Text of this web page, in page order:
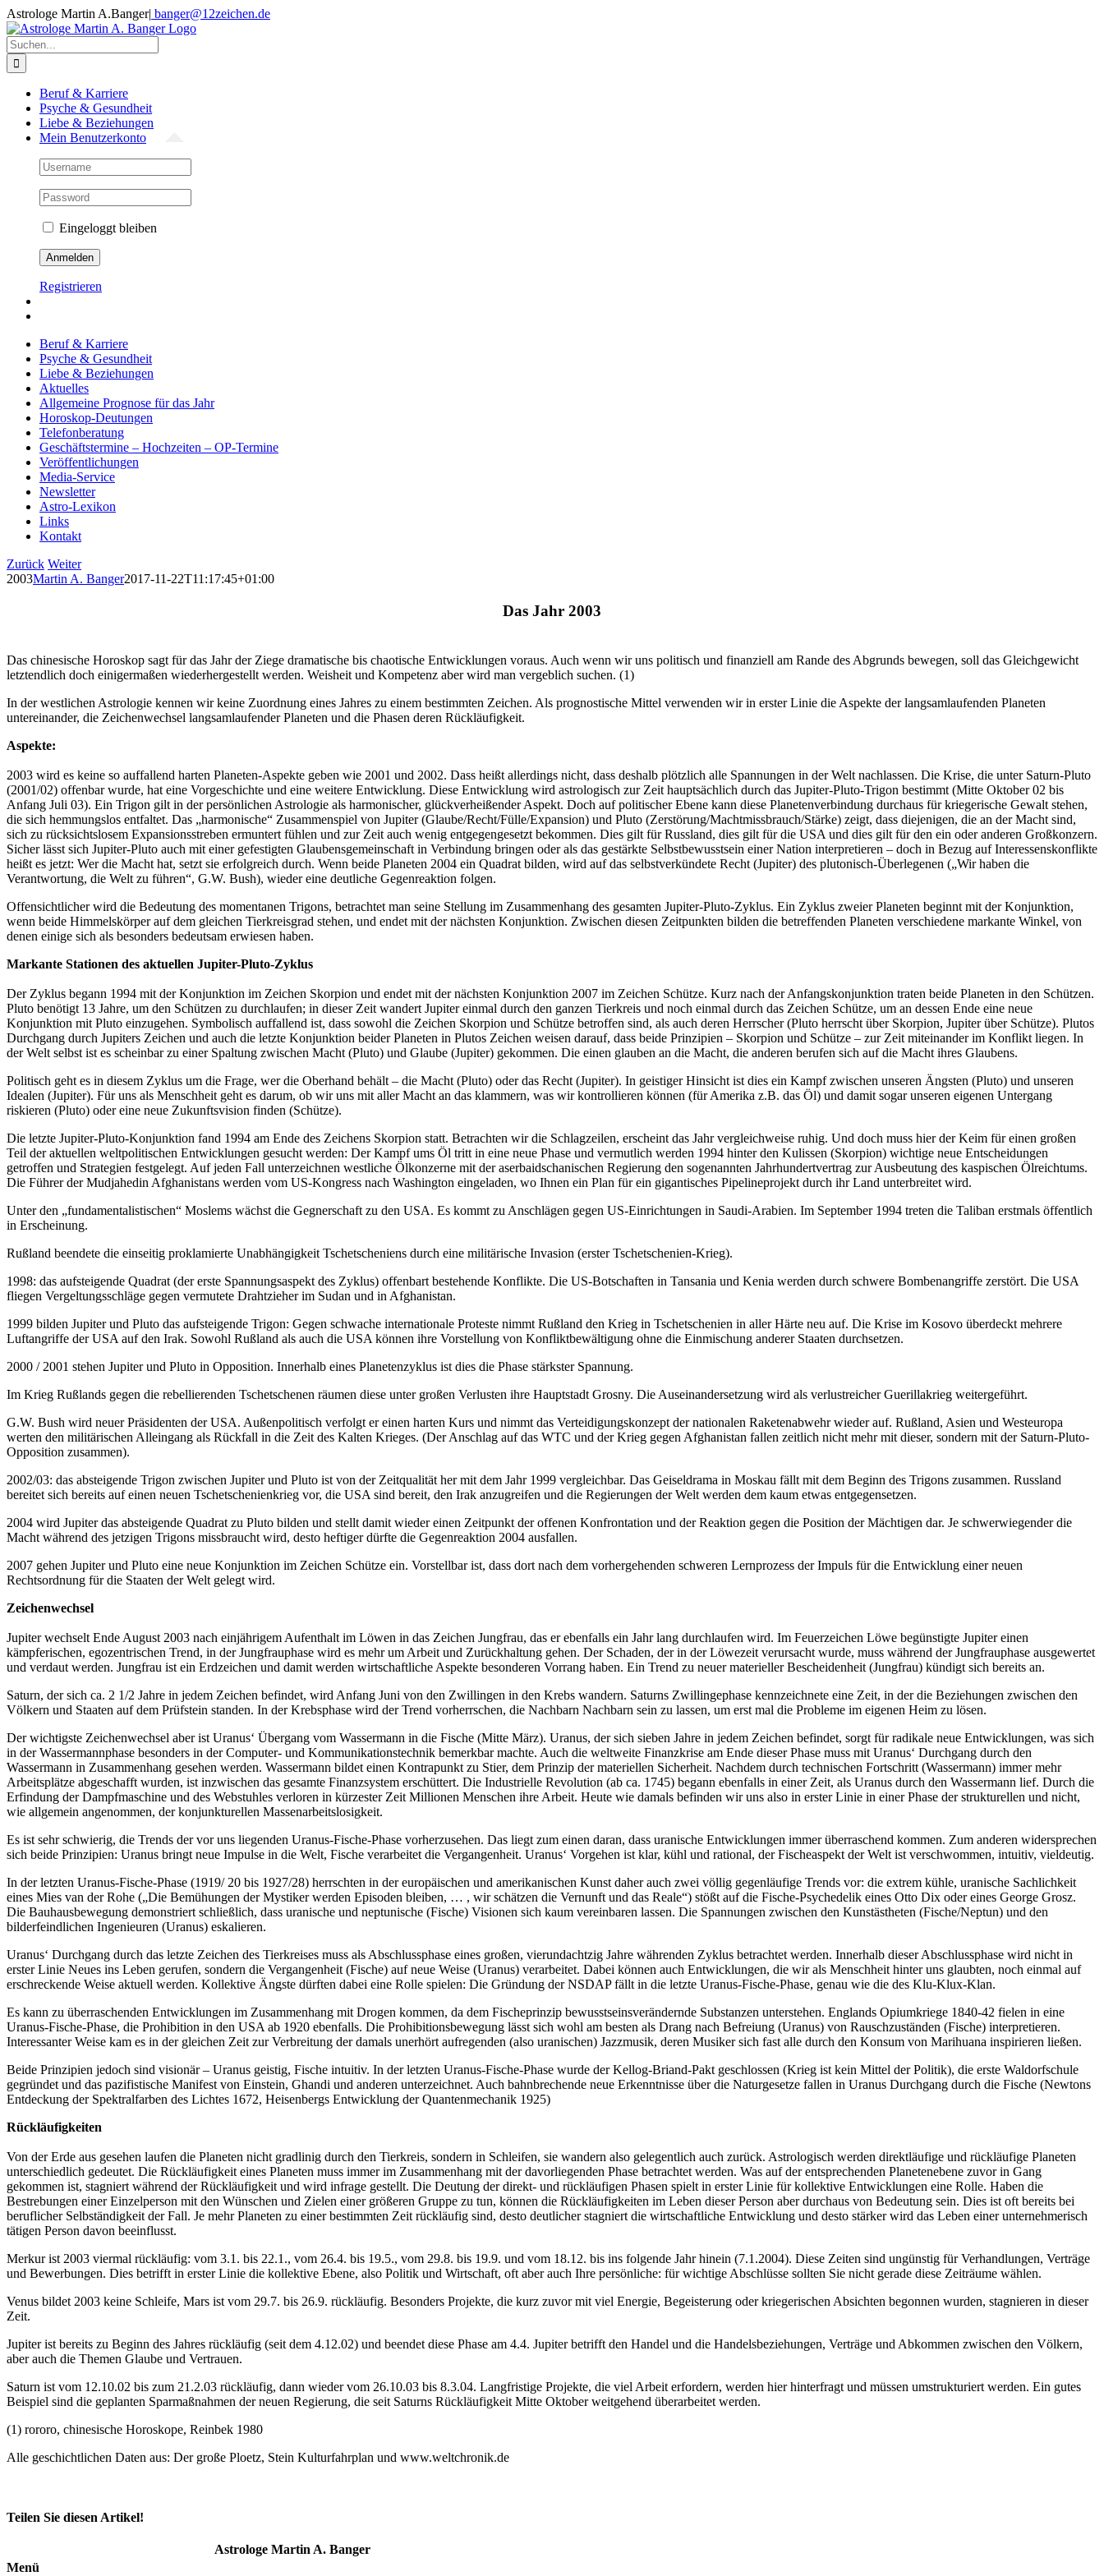
Zum
Inhalt
springen
Astrologe Martin A.Banger| banger@12zeichen.de
Facebook
Suche
nach:
Beruf & Karriere
Psyche & Gesundheit
Liebe & Beziehungen
Mein Benutzerkonto
Eingeloggt bleiben
Registrieren
Beruf & Karriere
Psyche & Gesundheit
Liebe & Beziehungen
Aktuelles
Allgemeine Prognose für das Jahr
Horoskop-Deutungen
Telefonberatung
Geschäftstermine – Hochzeiten – OP-Termine
Veröffentlichungen
Media-Service
Newsletter
Astro-Lexikon
Links
Kontakt
Zurück Weiter
2003Martin A. Banger2017-11-22T11:17:45+01:00
Das Jahr 2003
Das chinesische Horoskop sagt für das Jahr der Ziege dramatische bis chaotische Entwicklungen voraus. Auch wenn wir uns politisch und finanziell am Rande des Abgrunds bewegen, soll das Gleichgewicht
letztendlich doch einigermaßen wiederhergestellt werden. Weisheit und Kompetenz aber wird man vergeblich suchen. (1)
In der westlichen Astrologie kennen wir keine Zuordnung eines Jahres zu einem bestimmten Zeichen. Als prognostische Mittel verwenden wir in erster Linie die Aspekte der langsamlaufenden Planeten
untereinander, die Zeichenwechsel langsamlaufender Planeten und die Phasen deren Rückläufigkeit.
Aspekte:
2003 wird es keine so auffallend harten Planeten-Aspekte geben wie 2001 und 2002. Dass heißt allerdings nicht, dass deshalb plötzlich alle Spannungen in der Welt nachlassen. Die Krise, die unter Saturn-Pluto
(2001/02) offenbar wurde, hat eine Vorgeschichte und eine weitere Entwicklung. Diese Entwicklung wird astrologisch zur Zeit hauptsächlich durch das Jupiter-Pluto-Trigon bestimmt (Mitte Oktober 02 bis
Anfang Juli 03). Ein Trigon gilt in der persönlichen Astrologie als harmonischer, glückverheißender Aspekt. Doch auf politischer Ebene kann diese Planetenverbindung durchaus für kriegerische Gewalt stehen,
die sich hemmungslos entfaltet. Das „harmonische“ Zusammenspiel von Jupiter (Glaube/Recht/Fülle/Expansion) und Pluto (Zerstörung/Machtmissbrauch/Stärke) zeigt, dass diejenigen, die an der Macht sind,
sich zu rücksichtslosem Expansionsstreben ermuntert fühlen und zur Zeit auch wenig entgegengesetzt bekommen. Dies gilt für Russland, dies gilt für die USA und dies gilt für den ein oder anderen Großkonzern.
Sicher lässt sich Jupiter-Pluto auch mit einer gefestigten Glaubensgemeinschaft in Verbindung bringen oder als das gestärkte Selbstbewusstsein einer Nation interpretieren – doch in Bezug auf Interessenskonflikte
heißt es jetzt: Wer die Macht hat, setzt sie erfolgreich durch. Wenn beide Planeten 2004 ein Quadrat bilden, wird auf das selbstverkündete Recht (Jupiter) des plutonisch-Überlegenen („Wir haben die
Verantwortung, die Welt zu führen“, G.W. Bush), wieder eine deutliche Gegenreaktion folgen.
Offensichtlicher wird die Bedeutung des momentanen Trigons, betrachtet man seine Stellung im Zusammenhang des gesamten Jupiter-Pluto-Zyklus. Ein Zyklus zweier Planeten beginnt mit der Konjunktion,
wenn beide Himmelskörper auf dem gleichen Tierkreisgrad stehen, und endet mit der nächsten Konjunktion. Zwischen diesen Zeitpunkten bilden die betreffenden Planeten verschiedene markante Winkel, von
denen einige sich als besonders bedeutsam erwiesen haben.
Markante Stationen des aktuellen Jupiter-Pluto-Zyklus
Der Zyklus begann 1994 mit der Konjunktion im Zeichen Skorpion und endet mit der nächsten Konjunktion 2007 im Zeichen Schütze. Kurz nach der Anfangskonjunktion traten beide Planeten in den Schützen.
Pluto benötigt 13 Jahre, um den Schützen zu durchlaufen; in dieser Zeit wandert Jupiter einmal durch den ganzen Tierkreis und noch einmal durch das Zeichen Schütze, um an dessen Ende eine neue
Konjunktion mit Pluto einzugehen. Symbolisch auffallend ist, dass sowohl die Zeichen Skorpion und Schütze betroffen sind, als auch deren Herrscher (Pluto herrscht über Skorpion, Jupiter über Schütze). Plutos
Durchgang durch Jupiters Zeichen und auch die letzte Konjunktion beider Planeten in Plutos Zeichen weisen darauf, dass beide Prinzipien – Skorpion und Schütze – zur Zeit miteinander im Konflikt liegen. In
der Welt selbst ist es scheinbar zu einer Spaltung zwischen Macht (Pluto) und Glaube (Jupiter) gekommen. Die einen glauben an die Macht, die anderen berufen sich auf die Macht ihres Glaubens.
Politisch geht es in diesem Zyklus um die Frage, wer die Oberhand behält – die Macht (Pluto) oder das Recht (Jupiter). In geistiger Hinsicht ist dies ein Kampf zwischen unseren Ängsten (Pluto) und unseren
Idealen (Jupiter). Für uns als Menschheit geht es darum, ob wir uns mit aller Macht an das klammern, was wir kontrollieren können (für Amerika z.B. das Öl) und damit sogar unseren eigenen Untergang
riskieren (Pluto) oder eine neue Zukunftsvision finden (Schütze).
Die letzte Jupiter-Pluto-Konjunktion fand 1994 am Ende des Zeichens Skorpion statt. Betrachten wir die Schlagzeilen, erscheint das Jahr vergleichweise ruhig. Und doch muss hier der Keim für einen großen
Teil der aktuellen weltpolitischen Entwicklungen gesucht werden: Der Kampf ums Öl tritt in eine neue Phase und vermutlich werden 1994 hinter den Kulissen (Skorpion) wichtige neue Entscheidungen
getroffen und Strategien festgelegt. Auf jeden Fall unterzeichnen westliche Ölkonzerne mit der aserbaidschanischen Regierung den sogenannten Jahrhundertvertrag zur Ausbeutung des kaspischen Ölreichtums.
Die Führer der Mudjahedin Afghanistans werden vom US-Kongress nach Washington eingeladen, wo Ihnen ein Plan für ein gigantisches Pipelineprojekt durch ihr Land unterbreitet wird.
Unter den „fundamentalistischen“ Moslems wächst die Gegnerschaft zu den USA. Es kommt zu Anschlägen gegen US-Einrichtungen in Saudi-Arabien. Im September 1994 treten die Taliban erstmals öffentlich
in Erscheinung.
Rußland beendete die einseitig proklamierte Unabhängigkeit Tschetscheniens durch eine militärische Invasion (erster Tschetschenien-Krieg).
1998: das aufsteigende Quadrat (der erste Spannungsaspekt des Zyklus) offenbart bestehende Konflikte. Die US-Botschaften in Tansania und Kenia werden durch schwere Bombenangriffe zerstört. Die USA
fliegen Vergeltungsschläge gegen vermutete Drahtzieher im Sudan und in Afghanistan.
1999 bilden Jupiter und Pluto das aufsteigende Trigon: Gegen schwache internationale Proteste nimmt Rußland den Krieg in Tschetschenien in aller Härte neu auf. Die Krise im Kosovo überdeckt mehrere
Luftangriffe der USA auf den Irak. Sowohl Rußland als auch die USA können ihre Vorstellung von Konfliktbewältigung ohne die Einmischung anderer Staaten durchsetzen.
2000 / 2001 stehen Jupiter und Pluto in Opposition. Innerhalb eines Planetenzyklus ist dies die Phase stärkster Spannung.
Im Krieg Rußlands gegen die rebellierenden Tschetschenen räumen diese unter großen Verlusten ihre Hauptstadt Grosny. Die Auseinandersetzung wird als verlustreicher Guerillakrieg weitergeführt.
G.W. Bush wird neuer Präsidenten der USA. Außenpolitisch verfolgt er einen harten Kurs und nimmt das Verteidigungskonzept der nationalen Raketenabwehr wieder auf. Rußland, Asien und Westeuropa
werten den militärischen Alleingang als Rückfall in die Zeit des Kalten Krieges. (Der Anschlag auf das WTC und der Krieg gegen Afghanistan fallen zeitlich nicht mehr mit dieser, sondern mit der Saturn-Pluto-
Opposition zusammen).
2002/03: das absteigende Trigon zwischen Jupiter und Pluto ist von der Zeitqualität her mit dem Jahr 1999 vergleichbar. Das Geiseldrama in Moskau fällt mit dem Beginn des Trigons zusammen. Russland
bereitet sich bereits auf einen neuen Tschetschenienkrieg vor, die USA sind bereit, den Irak anzugreifen und die Regierungen der Welt werden dem kaum etwas entgegensetzen.
2004 wird Jupiter das absteigende Quadrat zu Pluto bilden und stellt damit wieder einen Zeitpunkt der offenen Konfrontation und der Reaktion gegen die Position der Mächtigen dar. Je schwerwiegender die
Macht während des jetzigen Trigons missbraucht wird, desto heftiger dürfte die Gegenreaktion 2004 ausfallen.
2007 gehen Jupiter und Pluto eine neue Konjunktion im Zeichen Schütze ein. Vorstellbar ist, dass dort nach dem vorhergehenden schweren Lernprozess der Impuls für die Entwicklung einer neuen
Rechtsordnung für die Staaten der Welt gelegt wird.
Zeichenwechsel
Jupiter wechselt Ende August 2003 nach einjährigem Aufenthalt im Löwen in das Zeichen Jungfrau, das er ebenfalls ein Jahr lang durchlaufen wird. Im Feuerzeichen Löwe begünstigte Jupiter einen
kämpferischen, egozentrischen Trend, in der Jungfrauphase wird es mehr um Arbeit und Zurückhaltung gehen. Der Schaden, der in der Löwezeit verursacht wurde, muss während der Jungfrauphase ausgewertet
und verdaut werden. Jungfrau ist ein Erdzeichen und damit werden wirtschaftliche Aspekte besonderen Vorrang haben. Ein Trend zu neuer materieller Bescheidenheit (Jungfrau) kündigt sich bereits an.
Saturn, der sich ca. 2 1/2 Jahre in jedem Zeichen befindet, wird Anfang Juni von den Zwillingen in den Krebs wandern. Saturns Zwillingephase kennzeichnete eine Zeit, in der die Beziehungen zwischen den
Völkern und Staaten auf dem Prüfstein standen. In der Krebsphase wird der Trend vorherrschen, die Nachbarn Nachbarn sein zu lassen, um erst mal die Probleme im eigenen Heim zu lösen.
Der wichtigste Zeichenwechsel aber ist Uranus‘ Übergang vom Wassermann in die Fische (Mitte März). Uranus, der sich sieben Jahre in jedem Zeichen befindet, sorgt für radikale neue Entwicklungen, was sich
in der Wassermannphase besonders in der Computer- und Kommunikationstechnik bemerkbar machte. Auch die weltweite Finanzkrise am Ende dieser Phase muss mit Uranus‘ Durchgang durch den
Wassermann in Zusammenhang gesehen werden. Wassermann bildet einen Kontrapunkt zu Stier, dem Prinzip der materiellen Sicherheit. Nachdem durch technischen Fortschritt (Wassermann) immer mehr
Arbeitsplätze abgeschafft wurden, ist inzwischen das gesamte Finanzsystem erschüttert. Die Industrielle Revolution (ab ca. 1745) begann ebenfalls in einer Zeit, als Uranus durch den Wassermann lief. Durch die
Erfindung der Dampfmaschine und des Webstuhles verloren in kürzester Zeit Millionen Menschen ihre Arbeit. Heute wie damals befinden wir uns also in erster Linie in einer Phase der strukturellen und nicht,
wie allgemein angenommen, der konjunkturellen Massenarbeitslosigkeit.
Es ist sehr schwierig, die Trends der vor uns liegenden Uranus-Fische-Phase vorherzusehen. Das liegt zum einen daran, dass uranische Entwicklungen immer überraschend kommen. Zum anderen widersprechen
sich beide Prinzipien: Uranus bringt neue Impulse in die Welt, Fische verarbeitet die Vergangenheit. Uranus‘ Vorgehen ist klar, kühl und rational, der Fischeaspekt der Welt ist verschwommen, intuitiv, vieldeutig.
In der letzten Uranus-Fische-Phase (1919/ 20 bis 1927/28) herrschten in der europäischen und amerikanischen Kunst daher auch zwei völlig gegenläufige Trends vor: die extrem kühle, uranische Sachlichkeit
eines Mies van der Rohe („Die Bemühungen der Mystiker werden Episoden bleiben, … , wir schätzen die Vernunft und das Reale“) stößt auf die Fische-Psychedelik eines Otto Dix oder eines George Grosz.
Die Bauhausbewegung demonstriert schließlich, dass uranische und neptunische (Fische) Visionen sich kaum vereinbaren lassen. Die Spannungen zwischen den Kunstästheten (Fische/Neptun) und den
bilderfeindlichen Ingenieuren (Uranus) eskalieren.
Uranus‘ Durchgang durch das letzte Zeichen des Tierkreises muss als Abschlussphase eines großen, vierundachtzig Jahre währenden Zyklus betrachtet werden. Innerhalb dieser Abschlussphase wird nicht in
erster Linie Neues ins Leben gerufen, sondern die Vergangenheit (Fische) auf neue Weise (Uranus) verarbeitet. Dabei können auch Entwicklungen, die wir als Menschheit hinter uns glaubten, noch einmal auf
erschreckende Weise aktuell werden. Kollektive Ängste dürften dabei eine Rolle spielen: Die Gründung der NSDAP fällt in die letzte Uranus-Fische-Phase, genau wie die des Klu-Klux-Klan.
Es kann zu überraschenden Entwicklungen im Zusammenhang mit Drogen kommen, da dem Fischeprinzip bewusstseinsverändernde Substanzen unterstehen. Englands Opiumkriege 1840-42 fielen in eine
Uranus-Fische-Phase, die Prohibition in den USA ab 1920 ebenfalls. Die Prohibitionsbewegung lässt sich wohl am besten als Drang nach Befreiung (Uranus) von Rauschzuständen (Fische) interpretieren.
Interessanter Weise kam es in der gleichen Zeit zur Verbreitung der damals unerhört aufregenden (also uranischen) Jazzmusik, deren Musiker sich fast alle durch den Konsum von Marihuana inspirieren ließen.
Beide Prinzipien jedoch sind visionär – Uranus geistig, Fische intuitiv. In der letzten Uranus-Fische-Phase wurde der Kellog-Briand-Pakt geschlossen (Krieg ist kein Mittel der Politik), die erste Waldorfschule
gegründet und das pazifistische Manifest von Einstein, Ghandi und anderen unterzeichnet. Auch bahnbrechende neue Erkenntnisse über die Naturgesetze fallen in Uranus Durchgang durch die Fische (Newtons
Entdeckung der Spektralfarben des Lichtes 1672, Heisenbergs Entwicklung der Quantenmechanik 1925)
Rückläufigkeiten
Von der Erde aus gesehen laufen die Planeten nicht gradlinig durch den Tierkreis, sondern in Schleifen, sie wandern also gelegentlich auch zurück. Astrologisch werden direktläufige und rückläufige Planeten
unterschiedlich gedeutet. Die Rückläufigkeit eines Planeten muss immer im Zusammenhang mit der davorliegenden Phase betrachtet werden. Was auf der entsprechenden Planetenebene zuvor in Gang
gekommen ist, stagniert während der Rückläufigkeit und wird infrage gestellt. Die Deutung der direkt- und rückläufigen Phasen spielt in erster Linie für kollektive Entwicklungen eine Rolle. Haben die
Bestrebungen einer Einzelperson mit den Wünschen und Zielen einer größeren Gruppe zu tun, können die Rückläufigkeiten im Leben dieser Person aber durchaus von Bedeutung sein. Dies ist oft bereits bei
beruflicher Selbständigkeit der Fall. Je mehr Planeten zu einer bestimmten Zeit rückläufig sind, desto deutlicher stagniert die wirtschaftliche Entwicklung und desto stärker wird das Leben einer unternehmerisch
tätigen Person davon beeinflusst.
Merkur ist 2003 viermal rückläufig: vom 3.1. bis 22.1., vom 26.4. bis 19.5., vom 29.8. bis 19.9. und vom 18.12. bis ins folgende Jahr hinein (7.1.2004). Diese Zeiten sind ungünstig für Verhandlungen, Verträge
und Bewerbungen. Dies betrifft in erster Linie die kollektive Ebene, also Politik und Wirtschaft, oft aber auch Ihre persönliche: für wichtige Abschlüsse sollten Sie nicht gerade diese Zeiträume wählen.
Venus bildet 2003 keine Schleife, Mars ist vom 29.7. bis 26.9. rückläufig. Besonders Projekte, die kurz zuvor mit viel Energie, Begeisterung oder kriegerischen Absichten begonnen wurden, stagnieren in dieser
Zeit.
Jupiter ist bereits zu Beginn des Jahres rückläufig (seit dem 4.12.02) und beendet diese Phase am 4.4. Jupiter betrifft den Handel und die Handelsbeziehungen, Verträge und Abkommen zwischen den Völkern,
aber auch die Themen Glaube und Vertrauen.
Saturn ist vom 12.10.02 bis zum 21.2.03 rückläufig, dann wieder vom 26.10.03 bis 8.3.04. Langfristige Projekte, die viel Arbeit erfordern, werden hier hinterfragt und müssen umstrukturiert werden. Ein gutes
Beispiel sind die geplanten Sparmaßnahmen der neuen Regierung, die seit Saturns Rückläufigkeit Mitte Oktober weitgehend überarbeitet werden.
(1) rororo, chinesische Horoskope, Reinbek 1980
Alle geschichtlichen Daten aus: Der große Ploetz, Stein Kulturfahrplan und www.weltchronik.de
Teilen Sie diesen Artikel!
Mail
Menü
Astrologe Martin A. Banger